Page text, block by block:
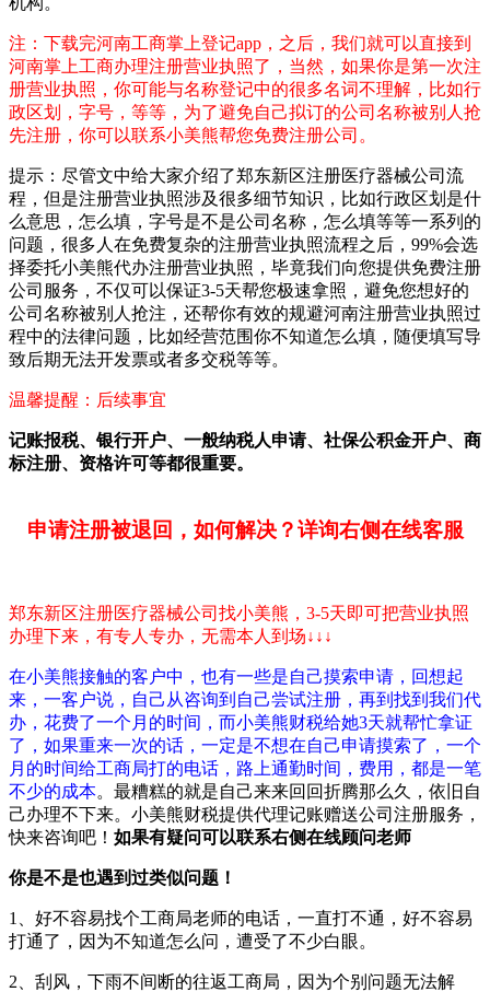
注：下载完河南工商掌上登记app，之后，我们就可以直接到
河南掌上工商办理注册营业执照了，当然，如果你是第一次注
册营业执照，你可能与名称登记中的很多名词不理解，比如行
政区划，字号，等等，为了避免自己拟订的公司名称被别人抢
先注册，你可以联系小美熊帮您免费注册公司。
提示：尽管文中给大家介绍了郑东新区注册医疗器械公司流
程，但是注册营业执照涉及很多细节知识，比如行政区划是什
么意思，怎么填，字号是不是公司名称，怎么填等等一系列的
问题，很多人在免费复杂的注册营业执照流程之后，99%会选
择委托小美熊代办注册营业执照，毕竟我们向您提供免费注册
公司服务，不仅可以保证3-5天帮您极速拿照，避免您想好的
公司名称被别人抢注，还帮你有效的规避河南注册营业执照过
程中的法律问题，比如经营范围你不知道怎么填，随便填写导
致后期无法开发票或者多交税等等。
温馨提醒：后续事宜
记账报税、银行开户、一般纳税人申请、社保公积金开户、商
标注册、资格许可等都很重要。
申请注册被退回，如何解决？详询右侧在线客服
郑东新区注册医疗器械公司找小美熊，3-5天即可把营业执照
办理下来，有专人专办，无需本人到场↓↓↓
在小美熊接触的客户中，也有一些是自己摸索申请，回想起
来，一客户说，自己从咨询到自己尝试注册，再到找到我们代
办，花费了一个月的时间，而小美熊财税给她3天就帮忙拿证
了，如果重来一次的话，一定是不想在自己申请摸索了，一个
月的时间给工商局打的电话，路上通勤时间，费用，都是一笔
不少的成本。最糟糕的就是自己来来回回折腾那么久，依旧自
己办理不下来。小美熊财税提供代理记账赠送公司注册服务，
快来咨询吧！ 如果有疑问可以联系右侧在线顾问老师
你是不是也遇到过类似问题！
1、好不容易找个工商局老师的电话，一直打不通，好不容易
打通了，因为不知道怎么问，遭受了不少白眼。
2、刮风，下雨不间断的往返工商局，因为个别问题无法解